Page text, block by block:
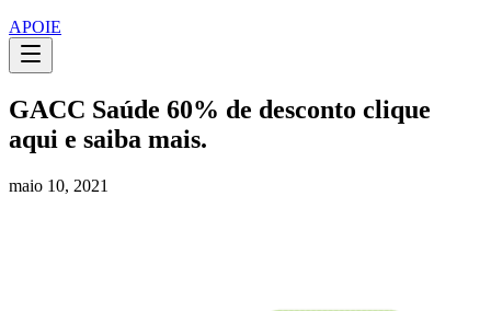
APOIE
GACC Saúde 60% de desconto clique
aqui e saiba mais.
maio 10, 2021